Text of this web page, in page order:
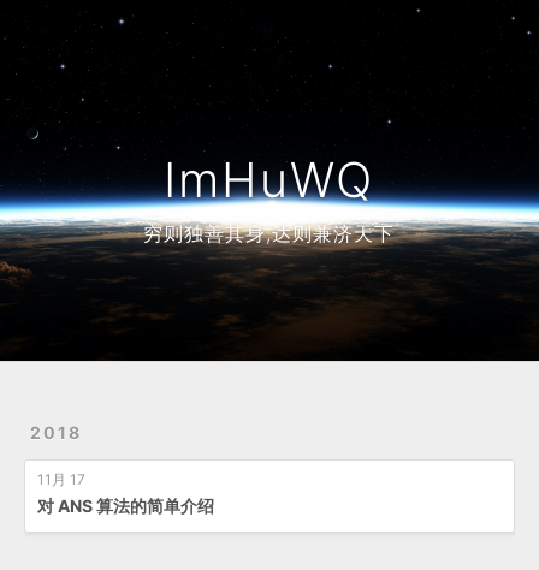
ImHuWQ
穷则独善其身,达则兼济天下
2018
11月 17
对 ANS 算法的简单介绍